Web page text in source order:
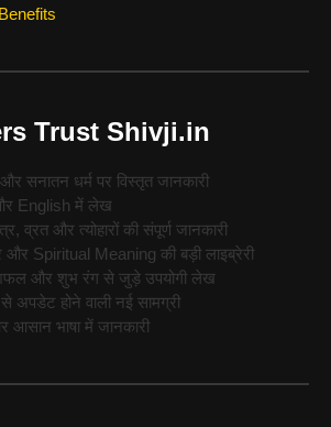
Trust Shivji.in
सनातन धर्म पर विस्तृत जानकारी
English में लेख
व्रत और त्योहारों की संपूर्ण जानकारी
और Spiritual Meaning की बड़ी लाइब्रेरी
और शुभ रंग से जुड़े उपयोगी लेख
अपडेट होने वाली नई सामग्री
आसान भाषा में जानकारी